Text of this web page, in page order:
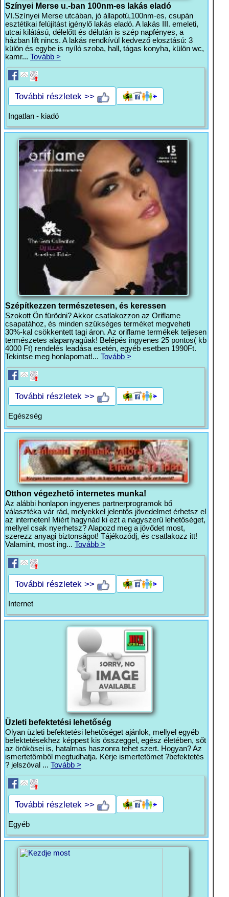
Színyei Merse u.-ban 100nm-es lakás eladó
VI.Színyei Merse utcában, jó állapotú,100nm-es, csupán
esztétikai felújítást igénylő lakás eladó. A lakás III. emeleti,
utcai kilátású, délelőtt és délután is szép napfényes, a
házban lift nincs. A lakás rendkívül kedvező elosztású: 3
külön és egybe is nyíló szoba, hall, tágas konyha, külön wc,
kamr... Tovább >
További részletek >>
Ingatlan - kiadó
Szépítkezzen természetesen, és keressen
Szokott Ön fürödni? Akkor csatlakozzon az Oriflame
csapatához, és minden szükséges terméket megveheti
30%-kal csökkentett tagi áron. Az oriflame termékek teljesen
természetes alapanyagúak! Belépés ingyenes 25 pontos( kb
4000 Ft) rendelés leadása esetén, egyéb esetben 1990Ft.
Tekintse meg honlapomat!... Tovább >
További részletek >>
Egészség
Otthon végezhető internetes munka!
Az alábbi honlapon ingyenes partnerprogramok bő
választéka vár rád, melyekkel jelentős jövedelmet érhetsz el
az interneten! Miért hagynád ki ezt a nagyszerű lehetőséget,
mellyel csak nyerhetsz? Alapozd meg a jövődet most,
szerezz anyagi biztonságot! Tájékozódj, és csatlakozz itt!
Valamint, most ing... Tovább >
További részletek >>
Internet
Üzleti befektetési lehetőség
Olyan üzleti befektetési lehetőséget ajánlok, mellyel egyéb
befektetésekhez képpest kis összeggel, egész életében, sőt
az örökösei is, hatalmas haszonra tehet szert. Hogyan? Az
ismertetőmből megtudhatja. Kérje ismertetőmet ?befektetés
? jelszóval ... Tovább >
További részletek >>
Egyéb